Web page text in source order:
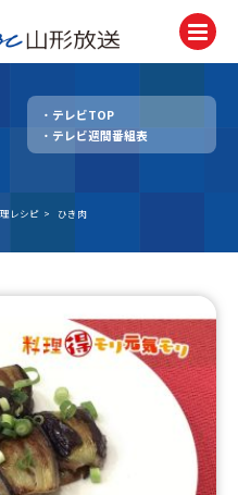
ト
テレビTOP
テレビ週間番組表
レシピ > ひき肉